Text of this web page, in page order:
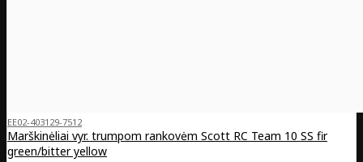
EE02-403129-7512
Marškinėliai vyr. trumpom rankovėm Scott RC Team 10 SS fir
green/bitter yellow